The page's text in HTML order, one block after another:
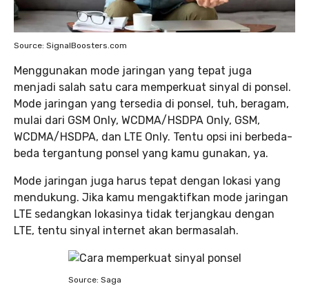
Source: SignalBoosters.com
Menggunakan mode jaringan yang tepat juga
menjadi salah satu cara memperkuat sinyal di ponsel.
Mode jaringan yang tersedia di ponsel, tuh, beragam,
mulai dari GSM Only, WCDMA/HSDPA Only, GSM,
WCDMA/HSDPA, dan LTE Only. Tentu opsi ini berbeda-
beda tergantung ponsel yang kamu gunakan, ya.
Mode jaringan juga harus tepat dengan lokasi yang
mendukung. Jika kamu mengaktifkan mode jaringan
LTE sedangkan lokasinya tidak terjangkau dengan
LTE, tentu sinyal internet akan bermasalah.
Source: Saga